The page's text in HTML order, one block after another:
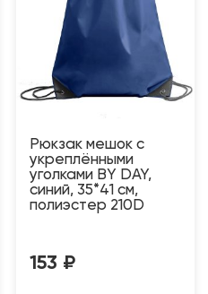
Рюкзак мешок с
укреплёнными
уголками BY DAY,
синий, 35*41 см,
полиэстер 210D
153 ₽